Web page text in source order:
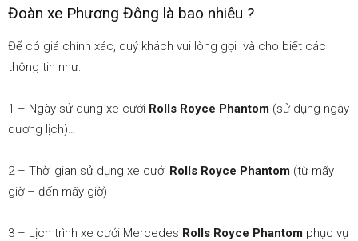
Đoàn xe Phương Đông là bao nhiêu ?
Để có giá chính xác, quý khách vui lòng gọi và cho biết các
thông tin như:
1 – Ngày sử dụng xe cưới Rolls Royce Phantom (sử dụng ngày
dương lịch)…
2 – Thời gian sử dụng xe cưới Rolls Royce Phantom (từ mấy
giờ – đến mấy giờ)
3 – Lịch trình xe cưới Mercedes Rolls Royce Phantom phục vụ